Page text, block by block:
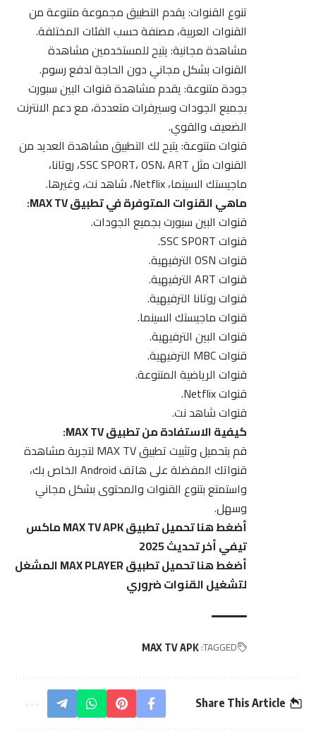
تنوع القنوات: يقدم التطبيق مجموعة متنوعة من
القنوات العربية، مصنفة حسب الفئات المختلفة.
مشاهدة مجانية: يتيح للمستخدمين مشاهدة
القنوات بشكل مجاني دون الحاجة لدفع رسوم.
جودة متنوعة: يقدم مشاهدة قنوات البين سبورت
بجميع الجودات وسيرفرات متعددة، مع دعم الانترنت
الضعيف والقوي.
قنوات متنوعة: يتيح لك التطبيق مشاهدة العديد من
القنوات مثل SSC SPORT، OSN، ART، روتانا،
ماجيستك السينما، Netflix، شاهد نت، وغيرها.
ماهي القنوات المتوفرة في تطبيق MAX TV:
قنوات البين سبورت بجميع الجودات.
قنوات SSC SPORT.
قنوات OSN الترفيهية.
قنوات ART الترفيهية.
قنوات روتانا الترفيهية.
قنوات ماجيستك السينما.
قنوات البين الترفيهية.
قنوات MBC الترفيهية.
قنوات الرياضية المتنوعة.
قنوات Netflix.
قنوات شاهد نت.
كيفية الاستفادة من تطبيق MAX TV:
قم بتحميل وتثبيت تطبيق MAX TV لتجربة مشاهدة
قنواتك المفضلة على هاتف Android الخاص بك،
واستمتع بتنوع القنوات والمحتوى بشكل مجاني
وسهل.
أضغط هنا تحميل تطبيق MAX TV APK ماكس
تيفي أخر تحديث 2025
أضغط هنا تحميل تطبيق MAX PLAYER المشغل
لتشغيل القنوات ضروري
TAGGED:
MAX TV APK
Share This Article